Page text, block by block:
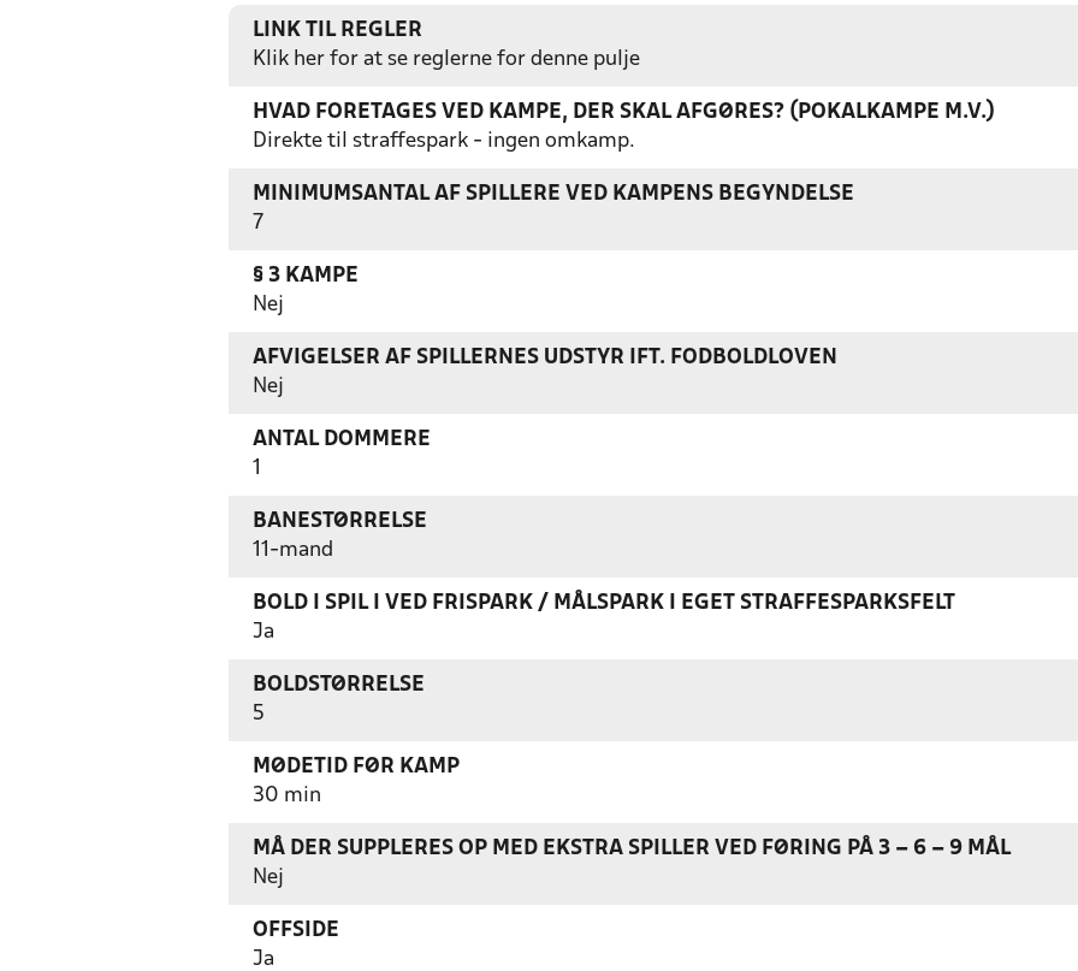
LINK TIL REGLER
Klik her for at se reglerne for denne pulje
HVAD FORETAGES VED KAMPE, DER SKAL AFGØRES? (POKALKAMPE M.V.)
Direkte til straffespark - ingen omkamp.
MINIMUMSANTAL AF SPILLERE VED KAMPENS BEGYNDELSE
7
§ 3 KAMPE
Nej
AFVIGELSER AF SPILLERNES UDSTYR IFT. FODBOLDLOVEN
Nej
ANTAL DOMMERE
1
BANESTØRRELSE
11-mand
BOLD I SPIL I VED FRISPARK / MÅLSPARK I EGET STRAFFESPARKSFELT
Ja
BOLDSTØRRELSE
5
MØDETID FØR KAMP
30 min
MÅ DER SUPPLERES OP MED EKSTRA SPILLER VED FØRING PÅ 3 – 6 – 9 MÅL
Nej
OFFSIDE
Ja